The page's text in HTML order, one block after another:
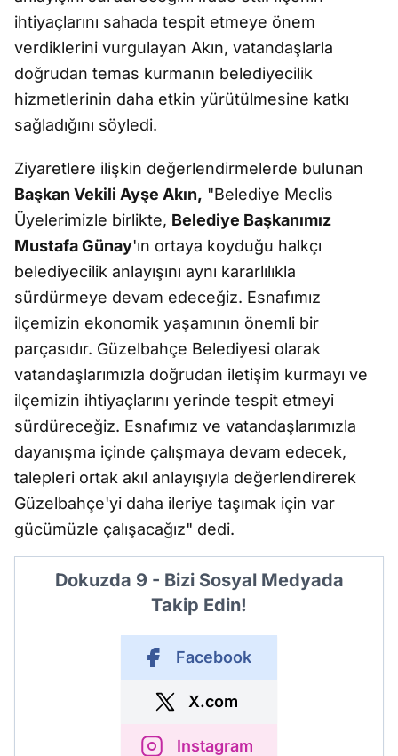
ihtiyaçlarını sahada tespit etmeye önem
verdiklerini vurgulayan Akın, vatandaşlarla
doğrudan temas kurmanın belediyecilik
hizmetlerinin daha etkin yürütülmesine katkı
sağladığını söyledi.
Ziyaretlere ilişkin değerlendirmelerde bulunan
Başkan Vekili Ayşe Akın, "Belediye Meclis
Üyelerimizle birlikte, Belediye Başkanımız
Mustafa Günay'ın ortaya koyduğu halkçı
belediyecilik anlayışını aynı kararlılıkla
sürdürmeye devam edeceğiz. Esnafımız
ilçemizin ekonomik yaşamının önemli bir
parçasıdır. Güzelbahçe Belediyesi olarak
vatandaşlarımızla doğrudan iletişim kurmayı ve
ilçemizin ihtiyaçlarını yerinde tespit etmeyi
sürdüreceğiz. Esnafımız ve vatandaşlarımızla
dayanışma içinde çalışmaya devam edecek,
talepleri ortak akıl anlayışıyla değerlendirerek
Güzelbahçe'yi daha ileriye taşımak için var
gücümüzle çalışacağız" dedi.
Dokuzda 9 - Bizi Sosyal Medyada
Takip Edin!
Facebook
X.com
Instagram